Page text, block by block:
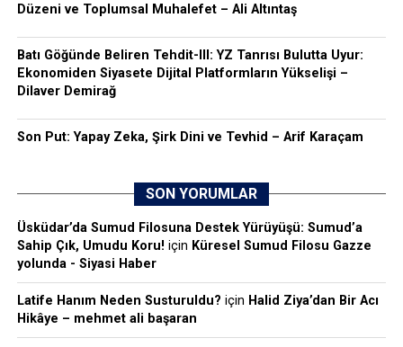
Düzeni ve Toplumsal Muhalefet – Ali Altıntaş
Batı Göğünde Beliren Tehdit-III: YZ Tanrısı Bulutta Uyur:
Ekonomiden Siyasete Dijital Platformların Yükselişi –
Dilaver Demirağ
Son Put: Yapay Zeka, Şirk Dini ve Tevhid – Arif Karaçam
SON YORUMLAR
Üsküdar’da Sumud Filosuna Destek Yürüyüşü: Sumud’a
Sahip Çık, Umudu Koru! için Küresel Sumud Filosu Gazze
yolunda - Siyasi Haber
Latife Hanım Neden Susturuldu? için Halid Ziya’dan Bir Acı
Hikâye – mehmet ali başaran